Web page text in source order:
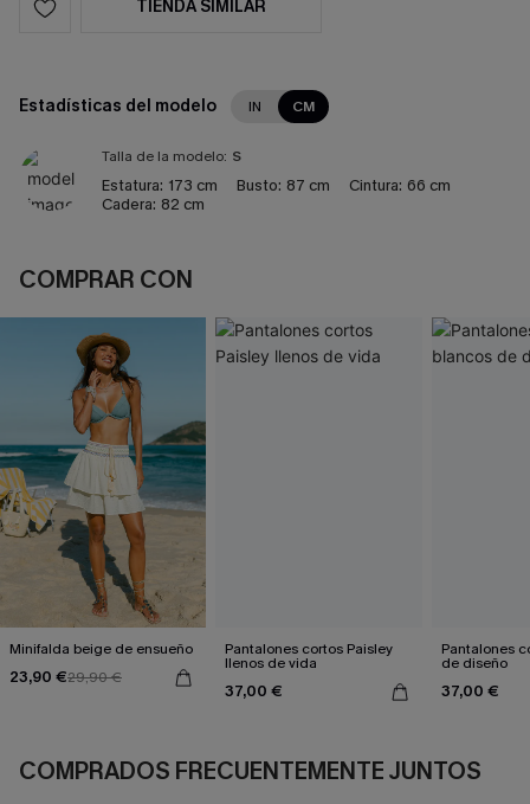
TIENDA SIMILAR
Estadísticas del modelo IN CM
Talla de la modelo: S
Estatura: 173 cm Busto: 87 cm Cintura: 66 cm
Cadera: 82 cm
COMPRAR CON
Minifalda beige de ensueño
23,90 €29,90 €
Pantalones cortos Paisley
llenos de vida
37,00 €
Pantalones
de diseño
37,00 €
COMPRADOS FRECUENTEMENTE JUNTOS